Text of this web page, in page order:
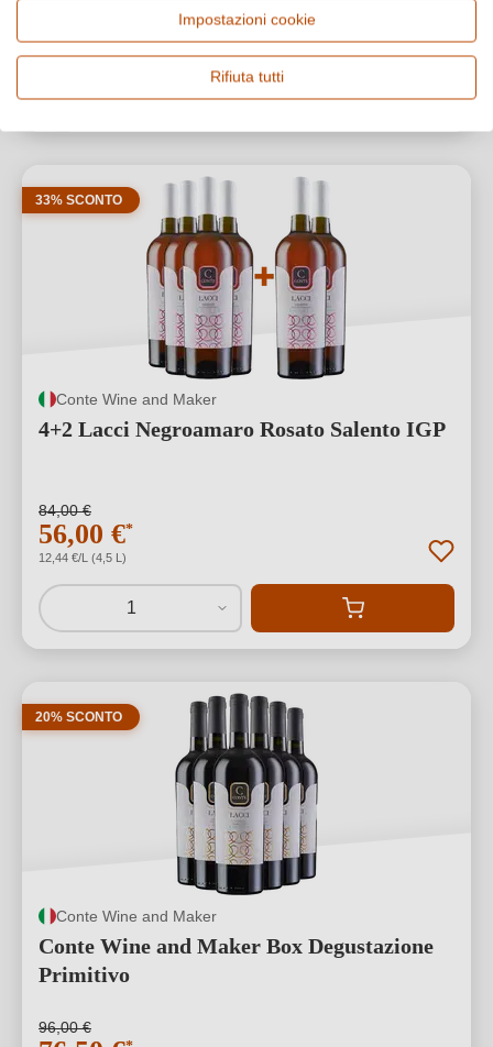
16,00 €*
21,33 €/L (0,75 L)
33% SCONTO
Conte Wine and Maker
4+2 Lacci Negroamaro Rosato Salento IGP
84,00 €
56,00 €*
12,44 €/L (4,5 L)
1
20% SCONTO
Conte Wine and Maker
Conte Wine and Maker Box Degustazione
Primitivo
96,00 €
Impostazioni cookie
Rifiuta tutti